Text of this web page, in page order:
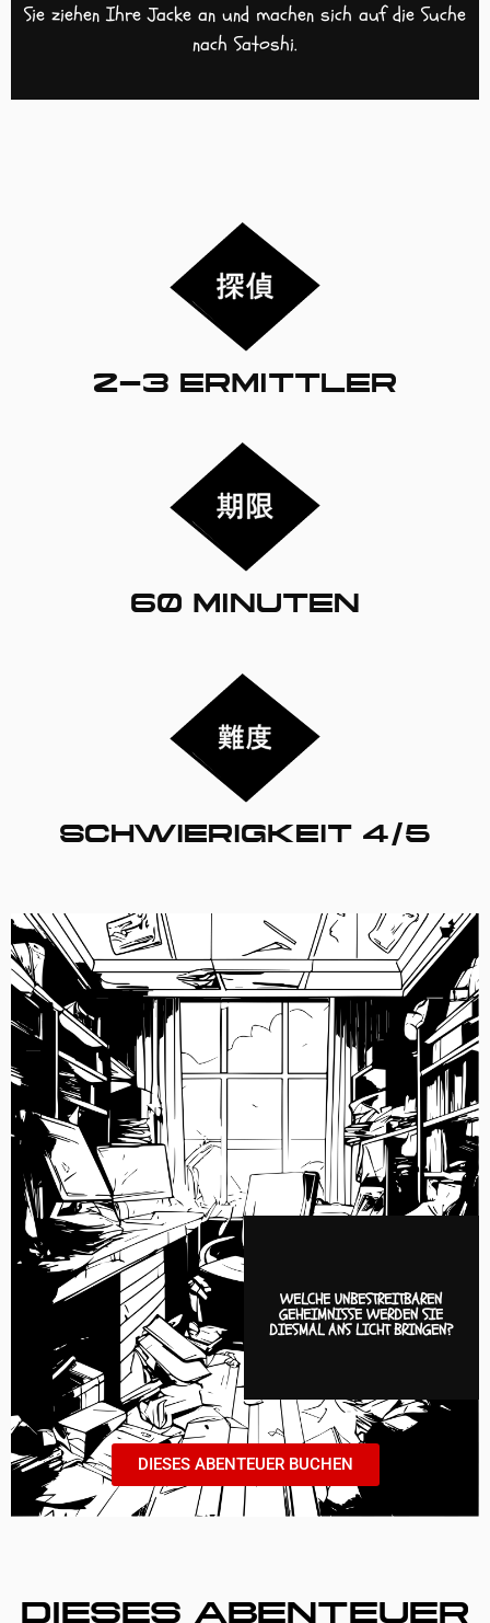
WELCHE UNBESTREITBAREN
GEHEIMNISSE WERDEN SIE
DIESMAL ANS LICHT BRINGEN?
Sie ziehen Ihre Jacke an und machen sich auf die Suche
nach Satoshi.
DIESES ABENTEUER BUCHEN
DIESES ABENTEUER
2-3 ERMITTLER
60 MINUTEN
SCHWIERIGKEIT 4/5